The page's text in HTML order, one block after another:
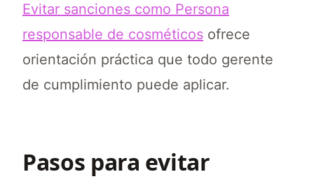
Evitar sanciones como Persona
responsable de cosméticos ofrece
orientación práctica que todo gerente
de cumplimiento puede aplicar.
Pasos para evitar